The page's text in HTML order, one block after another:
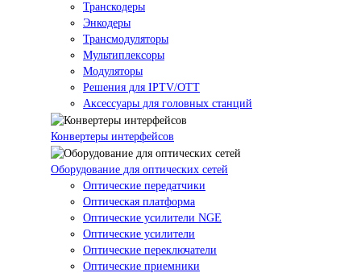
Транскодеры
Энкодеры
Трансмодуляторы
Мультиплексоры
Модуляторы
Решения для IPTV/OTT
Аксессуары для головных станций
Конвертеры интерфейсов
Оборудование для оптических сетей
Оптические передатчики
Оптическая платформа
Оптические усилители NGE
Оптические усилители
Оптические переключатели
Оптические приемники